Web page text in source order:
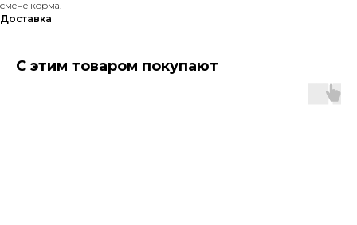
смене корма.
Доставка
С этим товаром покупают